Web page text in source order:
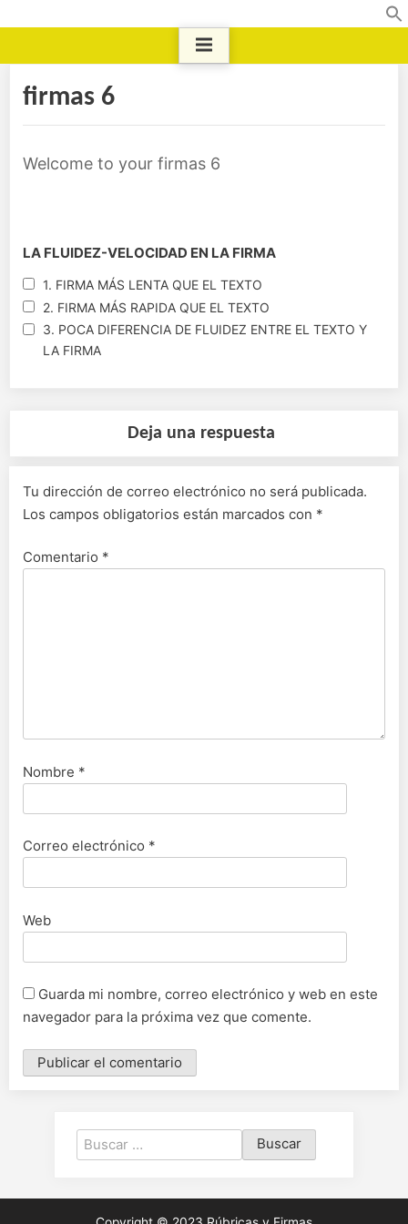
firmas 6
Welcome to your firmas 6
LA FLUIDEZ-VELOCIDAD EN LA FIRMA
1. FIRMA MÁS LENTA QUE EL TEXTO
2. FIRMA MÁS RAPIDA QUE EL TEXTO
3. POCA DIFERENCIA DE FLUIDEZ ENTRE EL TEXTO Y
LA FIRMA
Deja una respuesta
Tu dirección de correo electrónico no será publicada.
Los campos obligatorios están marcados con *
Comentario *
Nombre *
Correo electrónico *
Web
Guarda mi nombre, correo electrónico y web en este
navegador para la próxima vez que comente.